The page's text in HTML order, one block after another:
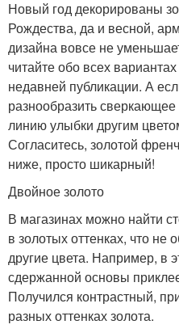
Новый год декорированы
Рождества, да и весной,
дизайна вовсе не
читайте обо всех
недавней публикации. А
разнообразить
линию улыбки другим
Согласитесь, золотой
ниже, просто шикарный!
Двойное золото
В магазинах можно найти
в золотых оттенках, что не
другие цвета. Например, в
сдержанной основы
Получился контрастный,
разных оттенках золота.